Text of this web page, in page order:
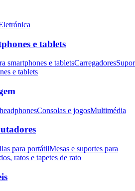
e tablets
smartphones e tabletsCarregadores
e tablets
Consolas e jogosMultimédia
para portátilMesas e suportes para
ratos e tapetes de rato